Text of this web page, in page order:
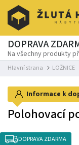
DOPRAVA
Na všechny produkty
Hlavní strana LOŽNICE
Informace k
Polohovací
DOPRAVA ZDARMA